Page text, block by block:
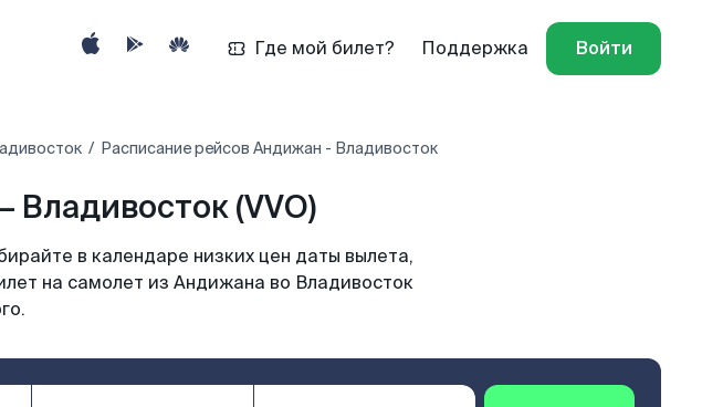
Где мой билет? Поддержка Войти
Расписание рейсов Андижан - Владивосток
(VVO)
в календаре низких цен даты вылета,
на самолет из Андижана во Владивосток